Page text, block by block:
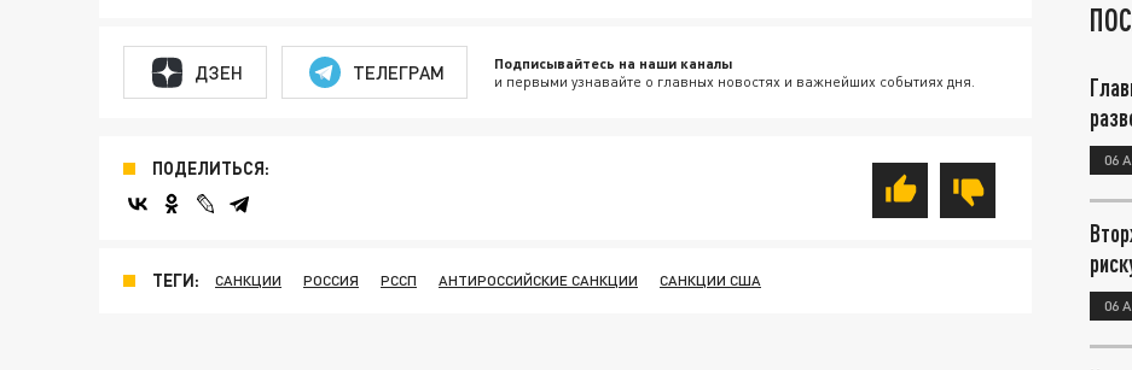
ДЗЕН ТЕЛЕГРАМ Подписывайтесь на наши каналы
и первыми узнавайте о главных новостях и важнейших событиях дня.
ПОДЕЛИТЬСЯ:
ТЕГИ: САНКЦИИ РОССИЯ РССП АНТИРОССИЙСКИЕ САНКЦИИ САНКЦИИ США
06
06